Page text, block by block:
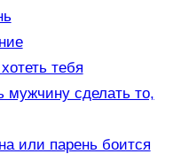
тебя
мужчину сделать то,
или парень боится